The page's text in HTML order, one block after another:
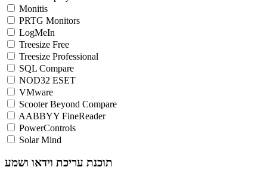
Monitis
PRTG Monitors
LogMeIn
Treesize Free
Treesize Professional
SQL Compare
NOD32 ESET
VMware
Scooter Beyond Compare
AABBYY FineReader
PowerControls
Solar Mind
תוכנת עריכת וידאו ושמע